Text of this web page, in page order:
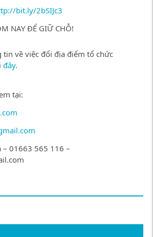
bit.ly/2bSIJc3
NAY ĐỂ GIỮ CHỖ!
tin về việc đổi địa điểm tổ chức
đây.
tại:
– 01663 565 116 –